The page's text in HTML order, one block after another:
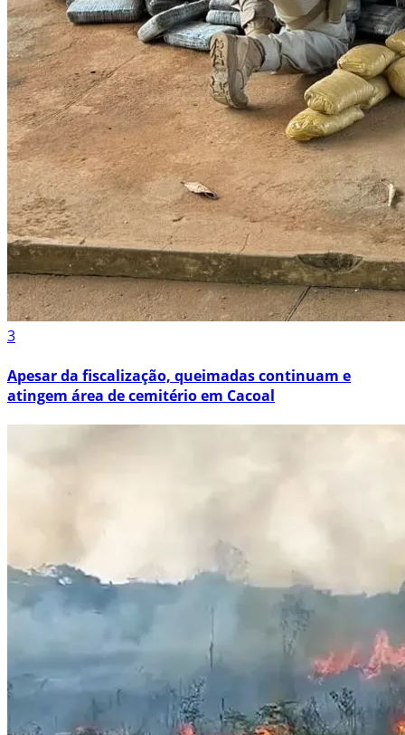
3
Apesar da fiscalização, queimadas continuam e
atingem área de cemitério em Cacoal